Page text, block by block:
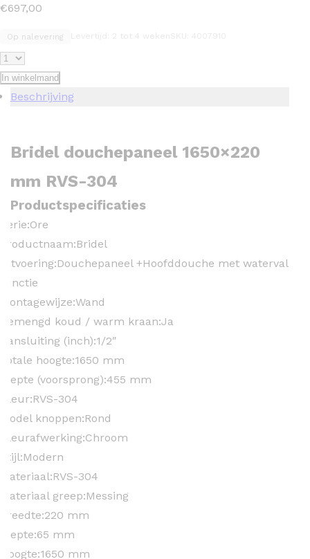
€697,00
Op nalevering
In winkelmand
Beschrijving
Bridel douchepaneel 1650×220
mm RVS-304
Productspecificaties
Serie:Ore
Productnaam:Bridel
Uitvoering:Douchepaneel +Hoofddouche met waterval
functie
Montagewijze:Wand
Gemengd koud / warm kraan:Ja
Aansluiting (inch):1/2″
Totale hoogte:1650 mm
Diepte (voorsprong):455 mm
Kleur:RVS-304
Model knoppen:Rond
Kleurafwerking:Chroom
Stijl:Modern
Materiaal:RVS-304
Materiaal greep:Messing
Breedte:220 mm
Diepte:65 mm
Hoogte:1650 mm